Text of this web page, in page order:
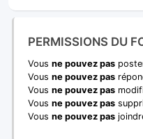
PERMISSIONS DU
Vous ne pouvez pas
Vous ne pouvez pas
Vous ne pouvez pas
Vous ne pouvez pas
Vous ne pouvez pas